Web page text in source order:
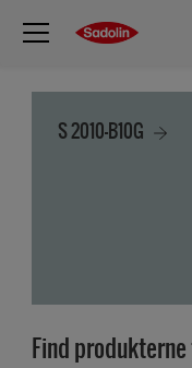
S 2010-B10G
Find